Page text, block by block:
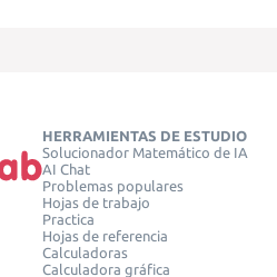
HERRAMIENTAS DE ESTUDIO
Solucionador Matemático de IA
AI Chat
Problemas populares
Hojas de trabajo
Practica
Hojas de referencia
Calculadoras
Calculadora gráfica